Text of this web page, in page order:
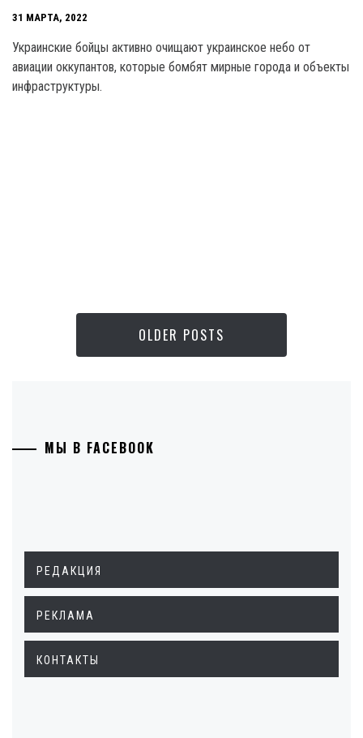
31 МАРТА, 2022
Украинские бойцы активно очищают украинское небо от
авиации оккупантов, которые бомбят мирные города и объекты
инфраструктуры.
OLDER POSTS
МЫ В FACEBOOK
РЕДАКЦИЯ
РЕКЛАМА
КОНТАКТЫ